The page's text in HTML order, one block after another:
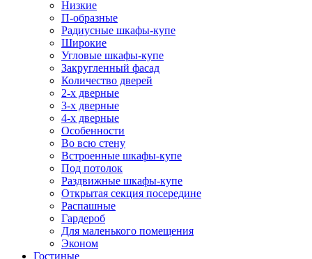
Низкие
П-образные
Радиусные шкафы-купе
Широкие
Угловые шкафы-купе
Закругленный фасад
Количество дверей
2-х дверные
3-х дверные
4-х дверные
Особенности
Во всю стену
Встроенные шкафы-купе
Под потолок
Раздвижные шкафы-купе
Открытая секция посередине
Распашные
Гардероб
Для маленького помещения
Эконом
Гостиные